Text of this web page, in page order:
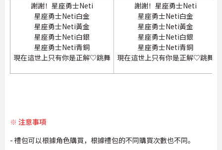
謝謝！星座勇士Neti
星座勇士Neti白金
星座勇士Neti黃金
星座勇士Neti白銀
星座勇士Neti青銅
現在這世上只有你是正解♡跳舞
謝謝！星座勇士Neti
星座勇士Neti白金
星座勇士Neti黃金
星座勇士Neti白銀
星座勇士Neti青銅
現在這世上只有你是正解♡跳舞
※ 注意事項
- 禮包可以根據角色購買，根據禮包的不同購買次數也不同。